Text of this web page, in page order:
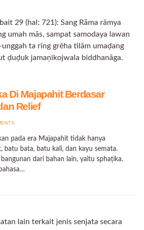
Di Majapahit Berdasar
Relief
pada era Majapahit tidak hanya
batu bata, batu kali, dan kayu semata.
dari bahan lain, yaitu sphaṭika.